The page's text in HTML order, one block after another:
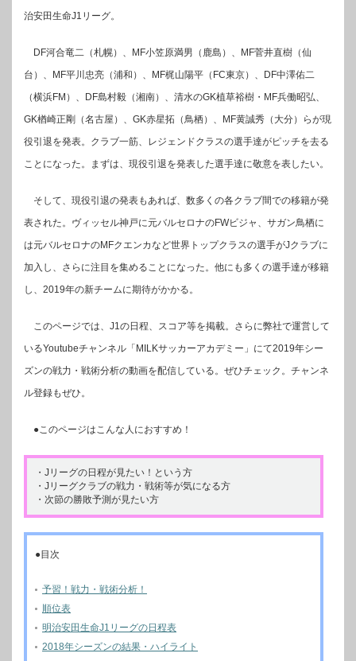
治安田生命J1リーグ。
DF河合竜二（札幌）、MF小笠原満男（鹿島）、MF菅井直樹（仙
台）、MF平川忠亮（浦和）、MF梶山陽平（FC東京）、DF中澤佑二
（横浜FM）、DF島村毅（湘南）、清水のGK植草裕樹・MF兵働昭弘、
GK楢崎正剛（名古屋）、GK赤星拓（鳥栖）、MF黄誠秀（大分）らが現
役引退を発表。クラブ一筋、レジェンドクラスの選手達がピッチを去る
ことになった。まずは、現役引退を発表した選手達に敬意を表したい。
そして、現役引退の発表もあれば、数多くの各クラブ間での移籍が発
表された。ヴィッセル神戸に元バルセロナのFWビジャ、サガン鳥栖に
は元バルセロナのMFクエンカなど世界トップクラスの選手がJクラブに
加入し、さらに注目を集めることになった。他にも多くの選手達が移籍
し、2019年の新チームに期待がかかる。
このページでは、J1の日程、スコア等を掲載。さらに弊社で運営して
いるYoutubeチャンネル「MILKサッカーアカデミー」にて2019年シー
ズンの戦力・戦術分析の動画を配信している。ぜひチェック。チャンネ
ル登録もぜひ。
●このページはこんな人におすすめ！
・Jリーグの日程が見たい！という方
・Jリーグクラブの戦力・戦術等が気になる方
・次節の勝敗予測が見たい方
●目次
予習！戦力・戦術分析！
順位表
明治安田生命J1リーグの日程表
2018年シーズンの結果・ハイライト